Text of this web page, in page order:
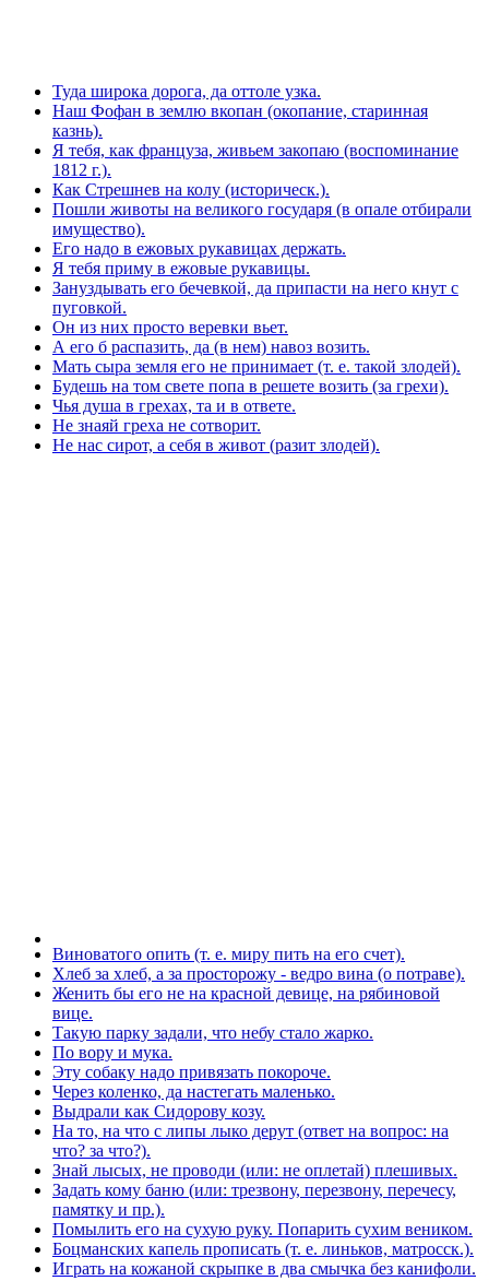
Туда широка дорога, да оттоле узка.
Наш Фофан в землю вкопан (окопание, старинная
казнь).
Я тебя, как француза, живьем закопаю (воспоминание
1812 г.).
Как Стрешнев на колу (историческ.).
Пошли животы на великого государя (в опале отбирали
имущество).
Его надо в ежовых рукавицах держать.
Я тебя приму в ежовые рукавицы.
Зануздывать его бечевкой, да припасти на него кнут с
пуговкой.
Он из них просто веревки вьет.
А его б распазить, да (в нем) навоз возить.
Мать сыра земля его не принимает (т. е. такой злодей).
Будешь на том свете попа в решете возить (за грехи).
Чья душа в грехах, та и в ответе.
Не знаяй греха не сотворит.
Не нас сирот, а себя в живот (разит злодей).
Виноватого опить (т. е. миру пить на его счет).
Хлеб за хлеб, а за просторожу - ведро вина (о потраве).
Женить бы его не на красной девице, на рябиновой
вице.
Такую парку задали, что небу стало жарко.
По вору и мука.
Эту собаку надо привязать покороче.
Через коленко, да настегать маленько.
Выдрали как Сидорову козу.
На то, на что с липы лыко дерут (ответ на вопрос: на
что? за что?).
Знай лысых, не проводи (или: не оплетай) плешивых.
Задать кому баню (или: трезвону, перезвону, перечесу,
памятку и пр.).
Помылить его на сухую руку. Попарить сухим веником.
Боцманских капель прописать (т. е. линьков, матросск.).
Играть на кожаной скрыпке в два смычка без канифоли.